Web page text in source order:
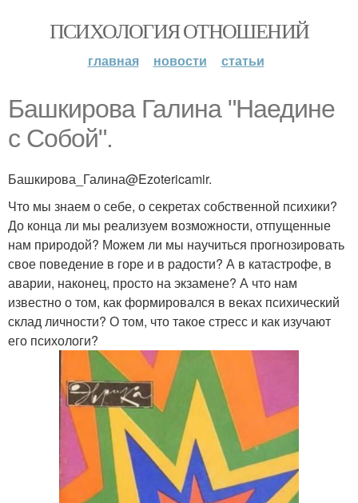
ПСИХОЛОГИЯ ОТНОШЕНИЙ
главная новости статьи
Башкирова Галина "Наедине
с Собой".
Башкирова_Галина@Ezotericamir.
Что мы знаем о себе, о секретах собственной психики?
До конца ли мы реализуем возможности, отпущенные
нам природой? Можем ли мы научиться прогнозировать
свое поведение в горе и в радости? А в катастрофе, в
аварии, наконец, просто на экзамене? А что нам
известно о том, как формировался в веках психический
склад личности? О том, что такое стресс и как изучают
его психологи?